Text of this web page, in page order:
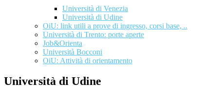
Università di Venezia
Università di Udine
OiU: link utili a prove di ingresso, corsi base, ..
Università di Trento: porte aperte
Job&Orienta
Università Bocconi
OiU: Attività di orientamento
Università di Udine